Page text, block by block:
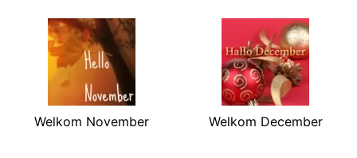
Welkom November Welkom December